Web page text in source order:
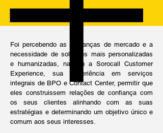
Foi percebendo as mudanças de mercado e a
necessidade de soluções mais personalizadas
e humanizadas, nasceu a Sorocall Customer
Experience, sua experiência em serviços
integrais de BPO e Contact Center, permitir que
eles construissem relações de confiança com
os seus clientes alinhando com as suas
estratégias e determinando um objetivo único e
comum aos seus interesses.